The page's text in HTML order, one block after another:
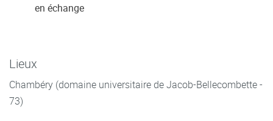
en échange
Lieux
Chambéry (domaine universitaire de Jacob-Bellecombette -
73)